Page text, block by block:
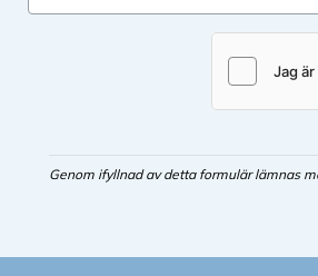
Genom ifyllnad av detta formulär lämnas